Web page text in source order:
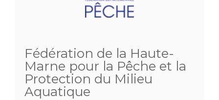
Fédération de la Haute-
Marne pour la Pêche et la
Protection du Milieu
Aquatique